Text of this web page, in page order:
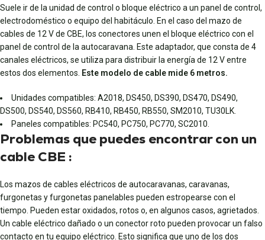
Suele ir de la unidad de control o bloque eléctrico a un panel de control,
electrodoméstico o equipo del habitáculo. En el caso del mazo de
cables de 12 V de CBE, los conectores unen el bloque eléctrico con el
panel de control de la autocaravana. Este adaptador, que consta de 4
canales eléctricos, se utiliza para distribuir la energía de 12 V entre
estos dos elementos. Este modelo de cable mide 6 metros.
Unidades compatibles: A2018, DS450, DS390, DS470, DS490,
DS500, DS540, DS560, RB410, RB450, RB550, SM2010, TU30LK.
Paneles compatibles: PC540, PC750, PC770, SC2010.
Problemas que puedes encontrar con un
cable CBE :
Los mazos de cables eléctricos de autocaravanas, caravanas,
furgonetas y furgonetas panelables pueden estropearse con el
tiempo. Pueden estar oxidados, rotos o, en algunos casos, agrietados.
Un cable eléctrico dañado o un conector roto pueden provocar un falso
contacto en tu equipo eléctrico. Esto significa que uno de los dos